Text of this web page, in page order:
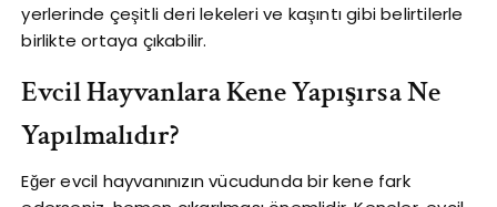
yerlerinde çeşitli deri lekeleri ve kaşıntı gibi belirtilerle
birlikte ortaya çıkabilir.
Evcil Hayvanlara Kene Yapışırsa Ne
Yapılmalıdır?
Eğer evcil hayvanınızın vücudunda bir kene fark